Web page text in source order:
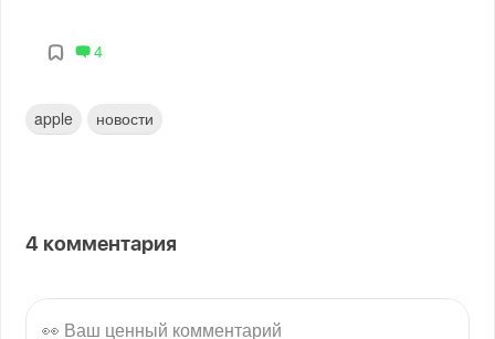
4
apple новости
4 комментария